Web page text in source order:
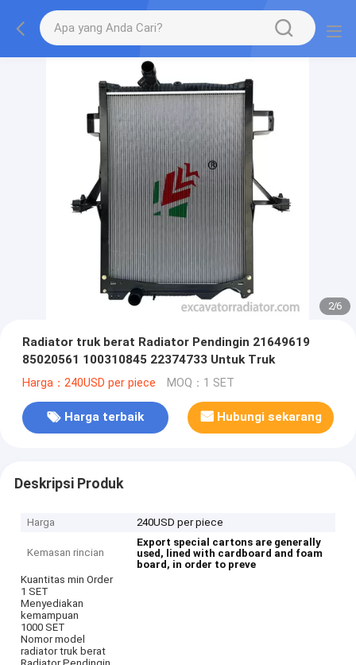
2/6
Radiator truk berat Radiator Pendingin 21649619
85020561 100310845 22374733 Untuk Truk
Harga：240USD per piece MOQ：1 SET
Harga terbaik Hubungi sekarang
Deskripsi Produk
Harga 240USD per piece
Kemasan rincian
Export special cartons are generally
used, lined with cardboard and foam
board, in order to preve
Kuantitas min Order
1 SET
Menyediakan
kemampuan
1000 SET
Nomor model
radiator truk berat